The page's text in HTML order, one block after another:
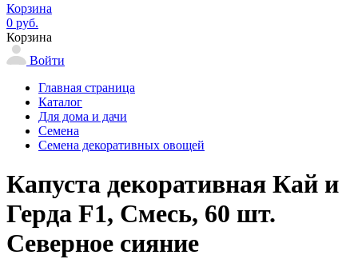
Корзина
0 руб.
Корзина
Войти
Главная страница
Каталог
Для дома и дачи
Семена
Семена декоративных овощей
Капуста декоративная Кай и
Герда F1, Смесь, 60 шт.
Северное сияние